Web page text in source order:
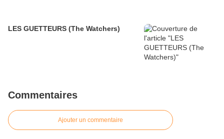
LES GUETTEURS (The Watchers)
Commentaires
Ajouter un commentaire